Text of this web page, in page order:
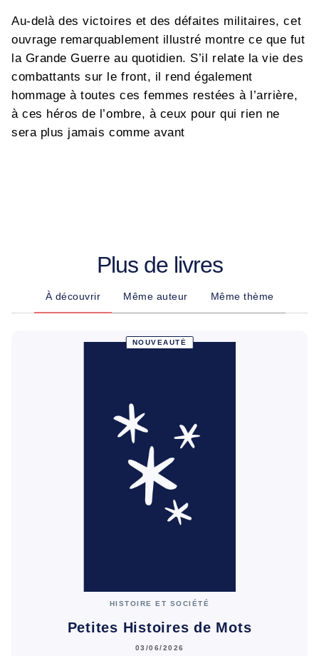
Au-delà des victoires et des défaites militaires, cet
ouvrage remarquablement illustré montre ce que fut
la Grande Guerre au quotidien. S’il relate la vie des
combattants sur le front, il rend également
hommage à toutes ces femmes restées à l’arrière,
à ces héros de l’ombre, à ceux pour qui rien ne
sera plus jamais comme avant
Plus de livres
À découvrir Même auteur Même thème
NOUVEAUTÉ
HISTOIRE ET SOCIÉTÉ
Petites Histoires de Mots
03/06/2026